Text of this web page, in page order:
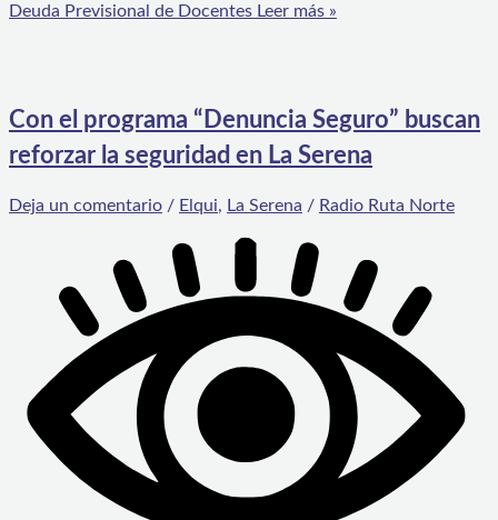
Deuda Previsional de Docentes Leer más »
Con el programa “Denuncia Seguro” buscan
reforzar la seguridad en La Serena
Deja un comentario / Elqui, La Serena / Radio Ruta Norte